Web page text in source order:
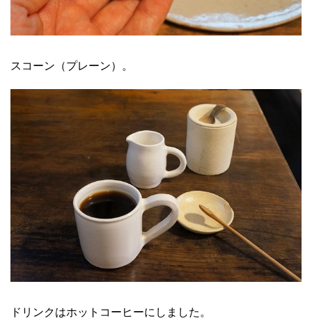
スコーン（プレーン）。
ドリンクはホットコーヒーにしました。